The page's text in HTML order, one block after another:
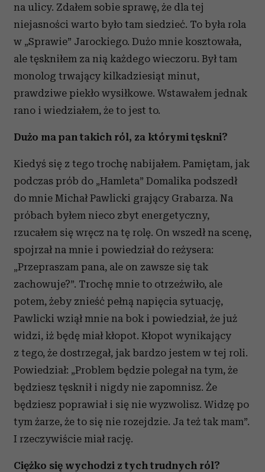
na ulicy. Zdałem sobie sprawę, że dla tej
niejasności warto było tam siedzieć. To była rola
w „Sprawie” Jarockiego. Dużo mnie kosztowała,
ale tęskniłem za nią każdego wieczoru. Był tam
monolog trwający kilkadziesiąt minut,
prawdziwe piekło wysiłkowe. Wstawałem jednak
rano i wiedziałem, że to jest to.
Dużo ma pan takich ról, za którymi tęskni?
Kiedyś się z tego trochę nabijałem. Pamiętam, jak
podczas prób do „Hamleta” Domalika podszedł
do mnie Michał Pawlicki grający Grabarza. Na
próbach byłem nieco zbyt energetyczny,
rzucałem się wręcz na tę rolę. On wszedł na scenę,
spojrzał na mnie i powiedział do reżysera:
„Przepraszam pana, ale on zawsze się tak
zachowuje?”. Trochę mnie to otrzeźwiło, ale
potem, żeby znieść pełną napięcia sytuację,
Pawlicki wziął mnie na bok i powiedział, że już
widzi, iż będę miał kłopot. Kłopot wynikający
z tego, że dostrzegał, jak bardzo jestem w tej roli.
Powiedział: „Problem będzie polegał na tym, że
będziesz tęsknił i nigdy nie zapomnisz. Że
będziesz poprawiał i się nie wyzwolisz. Widzę po
tym żarze, że to się nie rozejdzie. Ja też tak mam”.
I rzeczywiście miał rację.
Ciężko się wychodzi z tych trudnych ról?